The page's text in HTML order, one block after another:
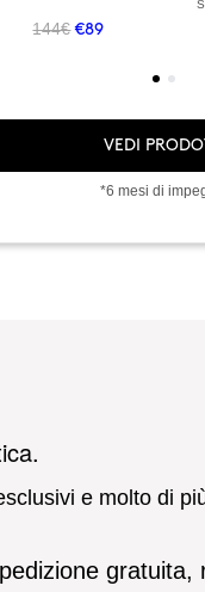
144€ €89
VEDI
*6 mesi di
e molto di
gratuita,